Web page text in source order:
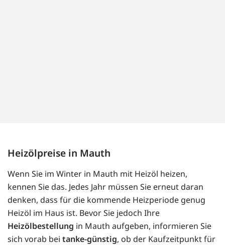
Heizölpreise in Mauth
Wenn Sie im Winter in Mauth mit Heizöl heizen,
kennen Sie das. Jedes Jahr müssen Sie erneut daran
denken, dass für die kommende Heizperiode genug
Heizöl im Haus ist. Bevor Sie jedoch Ihre
Heizölbestellung in Mauth aufgeben, informieren Sie
sich vorab bei tanke-günstig, ob der Kaufzeitpunkt für